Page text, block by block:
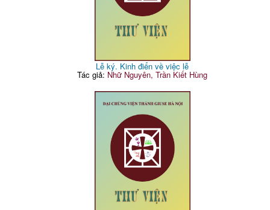
Lễ ký. Kinh điển về việc lễ
Tác giả: Nhữ Nguyên, Trần Kiết Hùng